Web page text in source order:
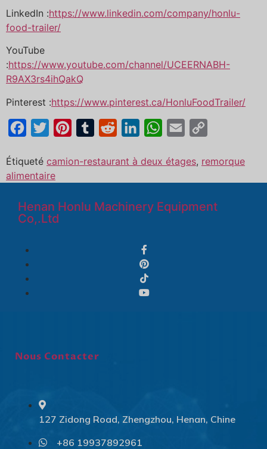
LinkedIn :https://www.linkedin.com/company/honlu-
food-trailer/
YouTube
:https://www.youtube.com/channel/UCEERNABH-
R9AX3rs4ihQakQ
Pinterest :https://www.pinterest.ca/HonluFoodTrailer/
Facebook
Twitter PinterestTumblrReddit LinkedInWhatsApp
Email
Étiqueté camion-restaurant à deux étages, remorque
alimentaire
Henan Honlu Machinery Equipment
Co,.Ltd
Nous Contacter
127 Zidong Road, Zhengzhou, Henan, Chine
+86 19937892961